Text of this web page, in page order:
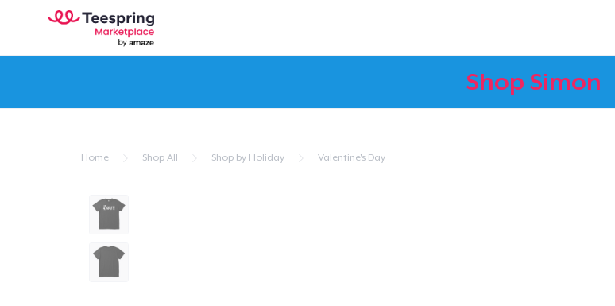
Shop Simon
Home Shop All Shop by Holiday Valentine's Day